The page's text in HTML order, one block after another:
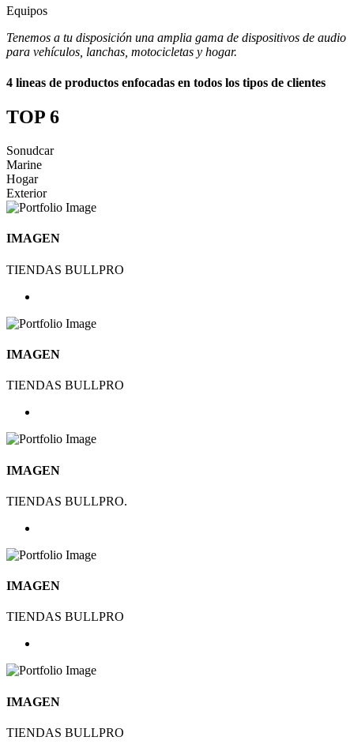
Equipos
Tenemos a tu disposición una amplia gama de dispositivos de audio
para vehículos, lanchas, motocicletas y hogar.
4 lineas de productos enfocadas en todos los tipos de clientes
TOP 6
Sonudcar
Marine
Hogar
Exterior
IMAGEN
TIENDAS BULLPRO
IMAGEN
TIENDAS BULLPRO
IMAGEN
TIENDAS BULLPRO.
IMAGEN
TIENDAS BULLPRO
IMAGEN
TIENDAS BULLPRO